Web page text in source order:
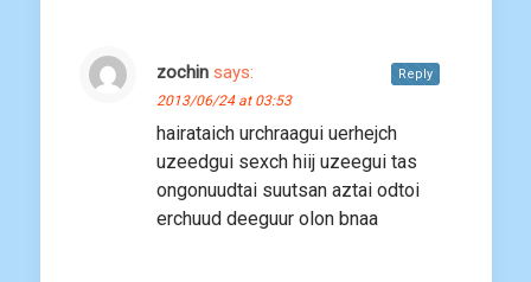
zochin says:
2013/06/24 at 03:53
hairataich urchraagui uerhejch
uzeedgui sexch hiij uzeegui tas
ongonuudtai suutsan aztai odtoi
erchuud deeguur olon bnaa
Reply